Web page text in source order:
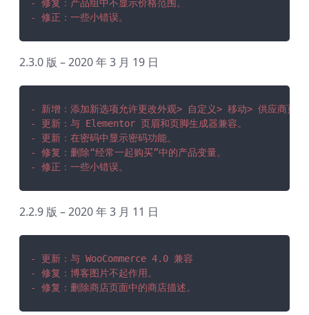
- 修复：产品组中不显示价格范围。
- 修正：一些小错误。
2.3.0 版 – 2020 年 3 月 19 日
- 新增：添加新选项允许更改外观> 自定义> 移动> 供应商页面
- 更新：与 Elementor 页眉和页脚生成器兼容。
- 更新：在密码中显示密码功能。
- 修复：删除“经常一起购买”中的产品变量。
- 修正：一些小错误。
2.2.9 版 – 2020 年 3 月 11 日
- 更新：与 WooCommerce 4.0 兼容
- 修复：博客图片不起作用。
- 修复：删除商店页面中的商店描述。